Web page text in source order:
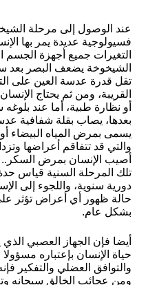
عند الوصول إلى مرحلة
فسيولوجية عديدة يمر بها
التغيرات جميع أجهزة الجسم
الشيخوخة يضعف البصر بعد
تقل قدرة عدسة العين على
القريبة، ومن ثم يحتاج
أو نظارة طبية، أما عند
بعدها، يصاب بقلة شفافية
يسمى بمرض المياه البيضاء أو
والتي قد تتفاقم أعراضها
أصيب الإنسان بمرض
تلك المرحلة السنية قياس
دورية سنوية، واللجوء إلى
حالة ظهور أي أعراض تؤثر
بشكل عام.
أيضا فإن الجهاز العصبي
حياة الإنسان بإعتباره
والتوافق العضلي والتفكير
ومن عجائب الخالق سبحانه